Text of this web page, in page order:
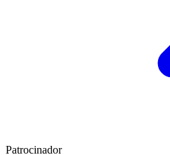
Patrocinador